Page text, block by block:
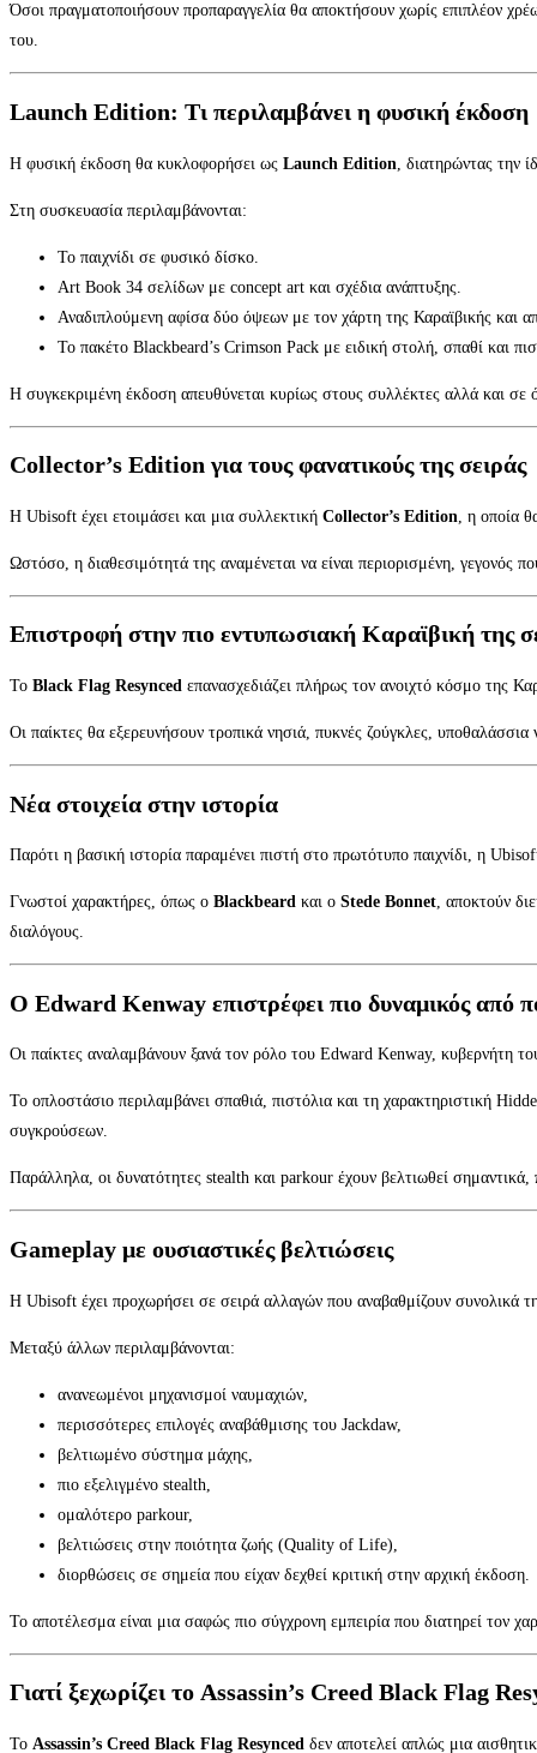
Όσοι πραγματοποιήσουν προπαραγγελία θα αποκτήσουν χωρίς επιπλέον
του.
Launch Edition: Τι περιλαμβάνει η φυσική έκδοση
Η φυσική έκδοση θα κυκλοφορήσει ως Launch Edition , διατηρώντας την
Στη συσκευασία περιλαμβάνονται:
Το παιχνίδι σε φυσικό δίσκο.
Art Book 34 σελίδων με concept art και σχέδια ανάπτυξης.
Αναδιπλούμενη αφίσα δύο όψεων με τον χάρτη της Καραϊβικής και
Το πακέτο Blackbeard’s Crimson Pack με ειδική στολή, σπαθί και
Η συγκεκριμένη έκδοση απευθύνεται κυρίως στους συλλέκτες αλλά και σε
Collector’s Edition για τους φανατικούς της σειράς
Η Ubisoft έχει ετοιμάσει και μια συλλεκτική Collector’s Edition , η οποία
Ωστόσο, η διαθεσιμότητά της αναμένεται να είναι περιορισμένη, γεγονός
Επιστροφή στην πιο εντυπωσιακή Καραϊβική της
Το Black Flag Resynced επανασχεδιάζει πλήρως τον ανοιχτό κόσμο της
Οι παίκτες θα εξερευνήσουν τροπικά νησιά, πυκνές ζούγκλες, υποθαλάσσια
Νέα στοιχεία στην ιστορία
Παρότι η βασική ιστορία παραμένει πιστή στο πρωτότυπο παιχνίδι, η
Γνωστοί χαρακτήρες, όπως ο Blackbeard και ο Stede Bonnet, αποκτούν
διαλόγους.
Ο Edward Kenway επιστρέφει πιο δυναμικός από
Οι παίκτες αναλαμβάνουν ξανά τον ρόλο του Edward Kenway, κυβερνήτη
Το οπλοστάσιο περιλαμβάνει σπαθιά, πιστόλια και τη χαρακτηριστική
συγκρούσεων.
Παράλληλα, οι δυνατότητες stealth και parkour έχουν βελτιωθεί
Gameplay με ουσιαστικές βελτιώσεις
Η Ubisoft έχει προχωρήσει σε σειρά αλλαγών που αναβαθμίζουν συνολικά
Μεταξύ άλλων περιλαμβάνονται:
ανανεωμένοι μηχανισμοί ναυμαχιών,
περισσότερες επιλογές αναβάθμισης του Jackdaw,
βελτιωμένο σύστημα μάχης,
πιο εξελιγμένο stealth,
ομαλότερο parkour,
βελτιώσεις στην ποιότητα ζωής (Quality of Life),
διορθώσεις σε σημεία που είχαν δεχθεί κριτική στην αρχική έκδοση.
Το αποτέλεσμα είναι μια σαφώς πιο σύγχρονη εμπειρία που διατηρεί
Γιατί ξεχωρίζει το Assassin’s Creed Black Flag
Το Assassin’s Creed Black Flag Resynced δεν αποτελεί απλώς μια